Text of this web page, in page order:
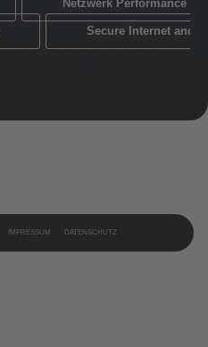
Netzwerk Performance
Secure Internet and
IMPRESSUM DATENSCHUTZ